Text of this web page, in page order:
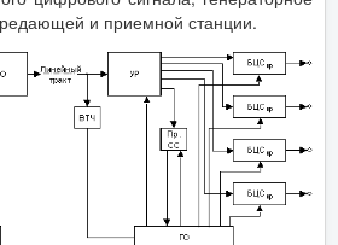
и приемной станции.